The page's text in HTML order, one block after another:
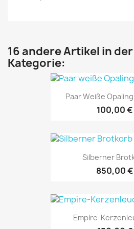
16 andere Artikel in
Kategorie:
Paar Weiße
100,00 €
Silberner
850,00 €
Empire-